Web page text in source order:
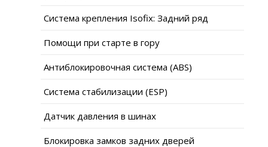
Система крепления Isofix: Задний ряд
Помощи при старте в гору
Антиблокировочная система (ABS)
Система стабилизации (ESP)
Датчик давления в шинах
Блокировка замков задних дверей